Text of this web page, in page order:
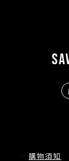
購物須知